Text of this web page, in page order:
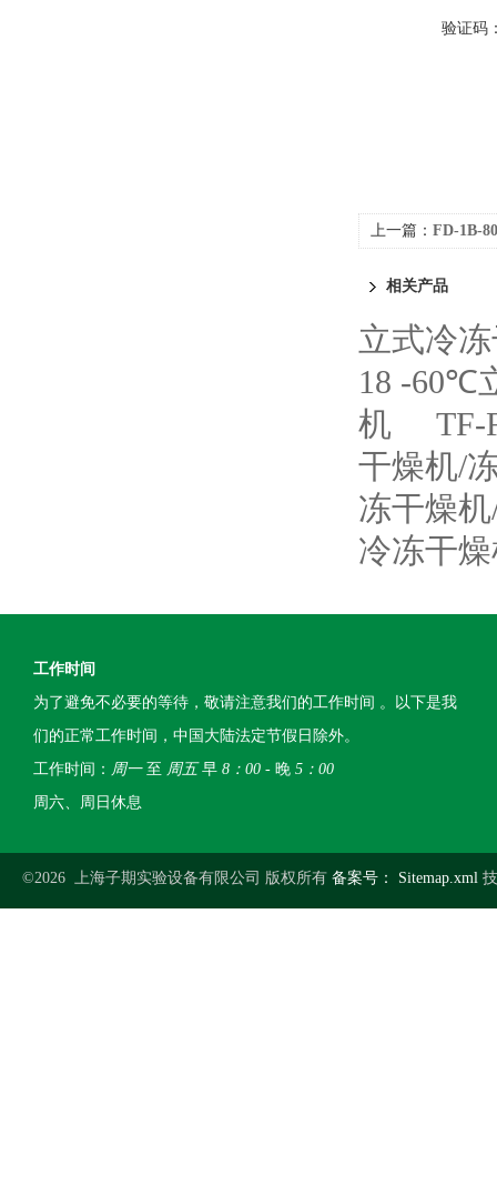
验证码
上一篇： FD-1B-
相关产品
立式冷
18 -60℃
机
TF-
干燥机/
冻干燥
冷冻干
工作时间
为了避免不必要的等待，敬请注意我们的工作时间 。以下是我
们的正常工作时间，中国大陆法定节假日除外。
工作时间： 周一至 周五早 8：00 - 晚 5：00
周六、周日休息
©2026 上海子期实验设备有限公司 版权所有 备案号： Sitemap.xml